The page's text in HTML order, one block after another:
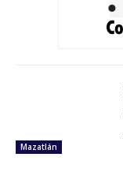
Mazatlán